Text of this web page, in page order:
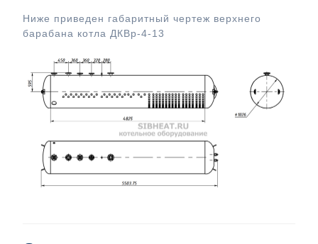
Ниже приведен габаритный чертеж верхнего
барабана котла ДКВр-4-13